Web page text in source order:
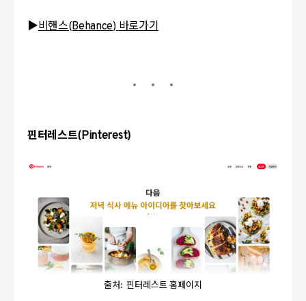
▶비핸스(Behance) 바로가기
핀터레스트(Pinterest)
출처: 핀터레스트 홈페이지